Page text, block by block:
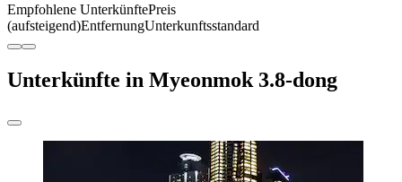
Empfohlene UnterkünftePreis
(aufsteigend)EntfernungUnterkunftsstandard
Unterkünfte in Myeonmok 3.8-dong